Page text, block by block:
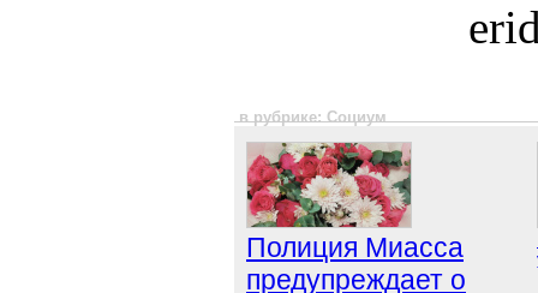
в рубрике: Социум
Полиция Миасса
предупреждает о